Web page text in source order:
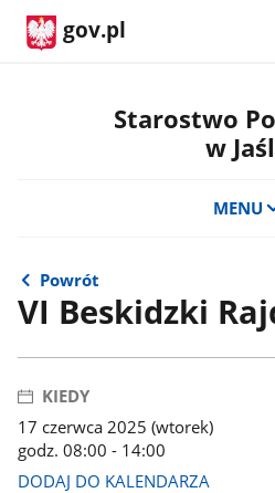
gov.pl
Starostwo
w
MENU
Powrót
VI Beskidzki
KIEDY
17 czerwca 2025 (wtorek)
godz. 08:00 - 14:00
DODAJ DO KALENDARZA